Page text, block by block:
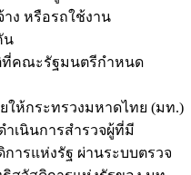
ง หรือรถใช้งาน
น
ที่คณะรัฐมนตรีกำหนด
ห้กระทรวงมหาดไทย (มท.)
ำเนินการสำรวจผู้ที่มี
ารแห่งรัฐ ผ่านระบบตรวจ